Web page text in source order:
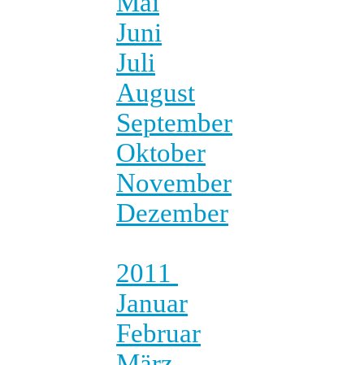
Juni
Juli
August
September
Oktober
November
Dezember
2011
Januar
Februar